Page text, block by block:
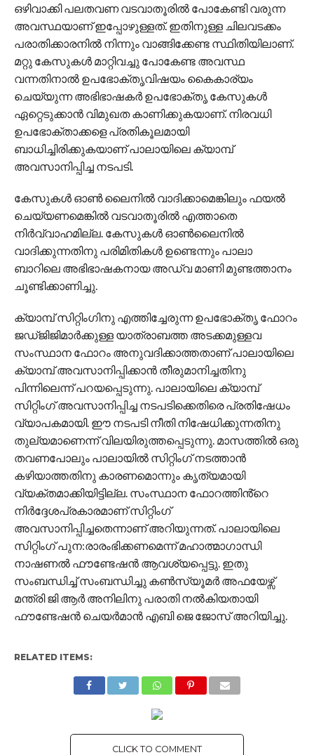
ഒഴിവാക്കി പലതവണ വടവാതൂരിൽ പോകേണ്ടി വരുന്ന
അവസ്ഥയാണ് ഇപ്പോഴുള്ളത്. ഇതിനുള്ള ചിലവടക്കം
പരാതിക്കാരനിൽ നിന്നും വാങ്ങിക്കേണ്ട സ്ഥിതിയിലാണ്.
മറ്റു കേസുകൾ മാറ്റിവച്ചു പോകേണ്ട അവസ്ഥ
വന്നതിനാൽ ഉപഭോക്തൃവിഷയം കൈകാര്യം
ചെയ്യുന്ന അഭിഭാഷകർ ഉപഭോക്തൃ കേസുകൾ
ഏറ്റെടുക്കാൻ വിമുഖത കാണിക്കുകയാണ്. നിരവധി
ഉപഭോക്താക്കളെ പ്രതികൂലമായി
ബാധിച്ചിരിക്കുകയാണ് പാലായിലെ ക്യാമ്പ്
അവസാനിപ്പിച്ച നടപടി.
കേസുകൾ ഓൺ ലൈനിൽ വാദിക്കാമെങ്കിലും ഫയൽ
ചെയ്യണമെങ്കിൽ വടവാതൂരിൽ എത്താതെ
നിർവ്വാഹമില്ല. കേസുകൾ ഓൺലൈനിൽ
വാദിക്കുന്നതിനു പരിമിതികൾ ഉണ്ടെന്നും പാലാ
ബാറിലെ അഭിഭാഷകനായ അഡ്വ മാണി മുണ്ടത്താനം
ചൂണ്ടിക്കാണിച്ചു.
ക്യാമ്പ് സിറ്റിംഗിനു എത്തിച്ചേരുന്ന ഉപഭോക്തൃ ഫോറം
ജഡ്ജിജിമാർക്കുള്ള യാത്രാബത്ത അടക്കമുള്ളവ
സംസ്ഥാന ഫോറം അനുവദിക്കാത്തതാണ് പാലായിലെ
ക്യാമ്പ് അവസാനിപ്പിക്കാൻ തീരുമാനിച്ചതിനു
പിന്നിലെന്ന് പറയപ്പെടുന്നു. പാലായിലെ ക്യാമ്പ്
സിറ്റിംഗ് അവസാനിപ്പിച്ച നടപടിക്കെതിരെ പ്രതിഷേധം
വ്യാപകമായി. ഈ നടപടി നീതി നിഷേധിക്കുന്നതിനു
തുല്യമാണെന്ന് വിലയിരുത്തപ്പെടുന്നു. മാസത്തിൽ ഒരു
തവണപോലും പാലായിൽ സിറ്റിംഗ് നടത്താൻ
കഴിയാത്തതിനു കാരണമൊന്നും കൃത്യമായി
വ്യക്തമാക്കിയിട്ടില്ല. സംസ്ഥാന ഫോറത്തിൻ്റെ
നിർദ്ദേശപ്രകാരമാണ് സിറ്റിംഗ്
അവസാനിപ്പിച്ചതെന്നാണ് അറിയുന്നത്. പാലായിലെ
സിറ്റിംഗ് പുന:രാരംഭിക്കണമെന്ന് മഹാത്മാഗാന്ധി
നാഷണൽ ഫൗണ്ടേഷൻ ആവശ്യപ്പെട്ടു. ഇതു
സംബന്ധിച്ച് സംബന്ധിച്ചു കൺസ്യൂമർ അഫയേഴ്സ്
മന്ത്രി ജി ആർ അനിലിനു പരാതി നൽകിയതായി
ഫൗണ്ടേഷൻ ചെയർമാൻ എബി ജെ ജോസ് അറിയിച്ചു.
RELATED ITEMS:
CLICK TO COMMENT